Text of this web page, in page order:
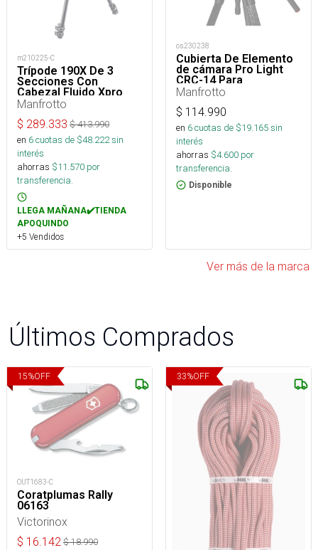
m210225-C
Trípode 190X De 3
Secciones Con
Cabezal Fluido Xpro
Manfrotto
$ 289.333 $413.990
en 6cuotas de $48.222sin
interés
ahorras $11.570 por
transferencia.
LLEGA MAÑANA✔️TIENDA
APOQUINDO
+5 Vendidos
os230238
Cubierta De Elemento
de cámara Pro Light
CRC-14 Para
XF105,PXW-X70
Manfrotto
$ 114.990
en 6cuotas de $19.165sin
interés
ahorras $4.600 por
transferencia.
Disponible
Ver más de la marca
Últimos Comprados
15%OFF
OUT1683-C
Coratplumas Rally
06163
Victorinox
$ 16.142 $18.990
33%OFF